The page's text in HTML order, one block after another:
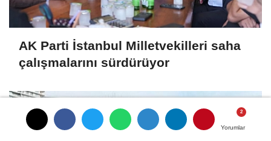
Yorumlar
Yorumlar
AK Parti İstanbul Milletvekilleri saha
çalışmalarını sürdürüyor